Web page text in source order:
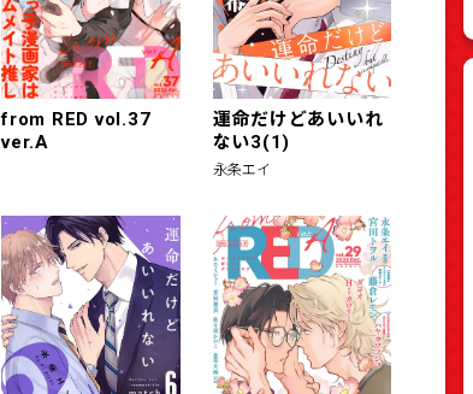
from RED vol.37
ver.A
運命だけどあいいれ
ない3(1)
永条エイ